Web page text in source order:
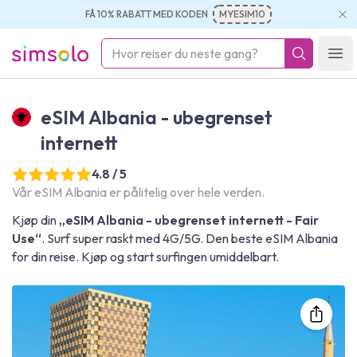
FÅ 10% RABATT MED KODEN MYESIM10
simsolo
eSIM Albania - ubegrenset
internett
4.8 / 5
Vår eSIM Albania er pålitelig over hele verden.
Kjøp din „eSIM Albania - ubegrenset internett - Fair
Use“. Surf super raskt med 4G/5G. Den beste eSIM Albania
for din reise. Kjøp og start surfingen umiddelbart.